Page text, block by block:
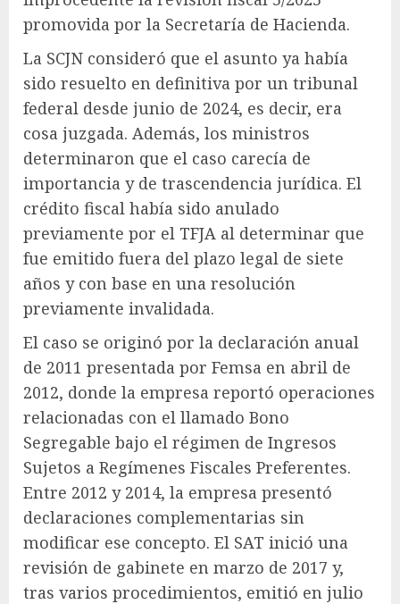
promovida por la Secretaría de Hacienda.
La SCJN consideró que el asunto ya había
sido resuelto en definitiva por un tribunal
federal desde junio de 2024, es decir, era
cosa juzgada. Además, los ministros
determinaron que el caso carecía de
importancia y de trascendencia jurídica. El
crédito fiscal había sido anulado
previamente por el TFJA al determinar que
fue emitido fuera del plazo legal de siete
años y con base en una resolución
previamente invalidada.
El caso se originó por la declaración anual
de 2011 presentada por Femsa en abril de
2012, donde la empresa reportó operaciones
relacionadas con el llamado Bono
Segregable bajo el régimen de Ingresos
Sujetos a Regímenes Fiscales Preferentes.
Entre 2012 y 2014, la empresa presentó
declaraciones complementarias sin
modificar ese concepto. El SAT inició una
revisión de gabinete en marzo de 2017 y,
tras varios procedimientos, emitió en julio